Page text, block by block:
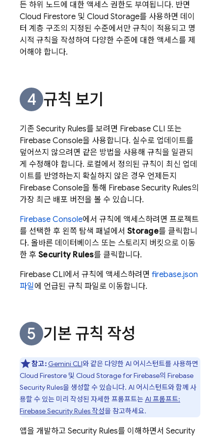
든 하위 노드에 대한 액세스 권한도 부여됩니다. 반면
Cloud Firestore 및 Cloud Storage를 사용하면 데이
터 계층 구조의 지정된 수준에서만 규칙이 적용되고 명
시적 규칙을 작성하여 다양한 수준에 대한 액세스를 제
어해야 합니다.
규칙 보기
기존 Security Rules를 보려면 Firebase CLI 또는
Firebase Console을 사용합니다. 실수로 업데이트를
덮어쓰지 않으려면 같은 방법을 사용해 규칙을 일관되
게 수정해야 합니다. 로컬에서 정의된 규칙이 최신 업데
이트를 반영하는지 확실하지 않은 경우 언제든지
Firebase Console을 통해 Firebase Security Rules의
가장 최근 배포 버전을 볼 수 있습니다.
Firebase Console에서 규칙에 액세스하려면 프로젝트
를 선택한 후 왼쪽 탐색 패널에서 Storage를 클릭합니
다. 올바른 데이터베이스 또는 스토리지 버킷으로 이동
한 후 Security Rules를 클릭합니다.
Firebase CLI에서 규칙에 액세스하려면 firebase.json
파일에 언급된 규칙 파일로 이동합니다.
기본 규칙 작성
참고: Gemini CLI와 같은 다양한 AI 어시스턴트를 사용하면
Cloud Firestore 및 Cloud Storage for Firebase의 Firebase
Security Rules을 생성할 수 있습니다. AI 어시스턴트와 함께 사
용할 수 있는 미리 작성된 자세한 프롬프트는AI 프롬프트:
Firebase Security Rules작성을 참고하세요.
앱을 개발하고 Security Rules를 이해하면서 Security